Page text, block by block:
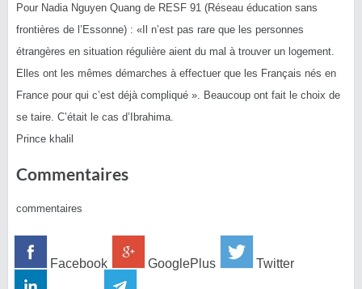
Pour Nadia Nguyen Quang de RESF 91 (Réseau éducation sans
frontières de l’Essonne) : « Il n’est pas rare que les personnes
étrangères en situation régulière aient du mal à trouver un logement.
Elles ont les mêmes démarches à effectuer que les Français nés en
France pour qui c’est déjà compliqué ». Beaucoup ont fait le choix de
se taire. C’était le cas d’Ibrahima.
Prince khalil
Commentaires
commentaires
Facebook GooglePlus Twitter